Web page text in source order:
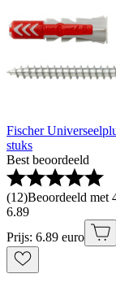
Fischer
stuks
Best beoordeeld
(12)Beoordeeld met
6.89
Prijs: 6.89 euro